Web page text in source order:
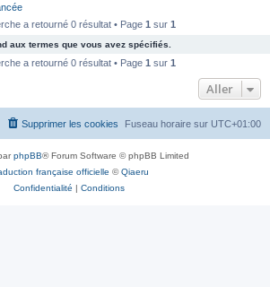
c
e
a retourné 0 résultat • Page 1 sur 1
aux termes que vous avez spécifiés.
a retourné 0 résultat • Page 1 sur 1
Aller
Fuseau horaire sur UTC+01:00
Supprimer les cookies
phpBB® Forum Software © phpBB Limited
française officielle ©Qiaeru
Confidentialité | Conditions